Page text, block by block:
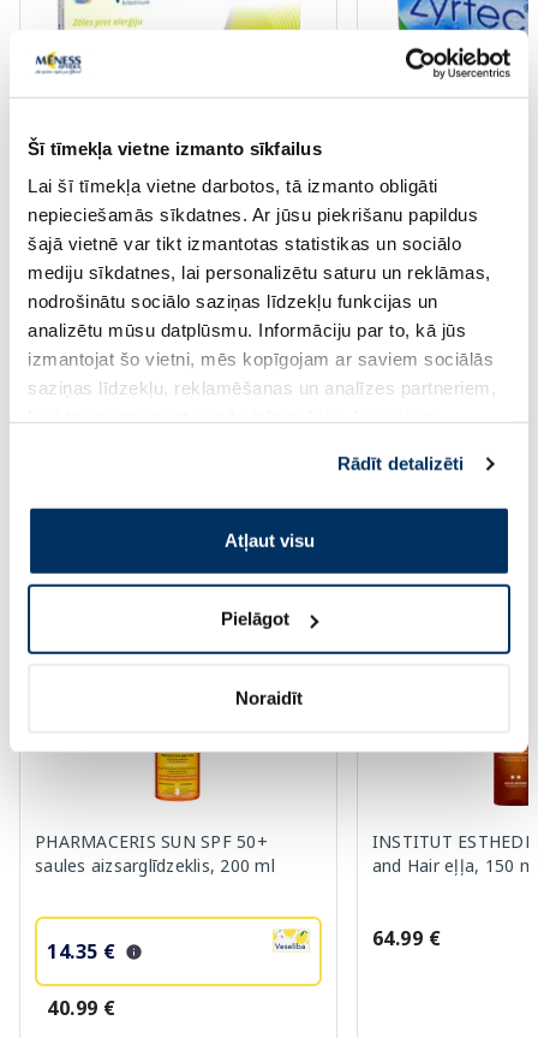
Šī tīmekļa vietne izmanto sīkfailus
Lai šī tīmekļa vietne darbotos, tā izmanto obligāti
nepieciešamās sīkdatnes. Ar jūsu piekrišanu papildus
šajā vietnē var tikt izmantotas statistikas un sociālo
mediju sīkdatnes, lai personalizētu saturu un reklāmas,
nodrošinātu sociālo saziņas līdzekļu funkcijas un
analizētu mūsu datplūsmu. Informāciju par to, kā jūs
izmantojat šo vietni, mēs kopīgojam ar saviem sociālās
saziņas līdzekļu, reklamēšanas un analīzes partneriem,
pakalpojumus. Ja piekrītat šo papildu sīkdatņu
izmantošanai, lūdzu, atzīmējiet savu izvēli:
Rādīt detalizēti
Atļaut visu
Pielāgot
Noraidīt
Bezrecepšu medikaments
OPEXA 20 mg tabletes, 10 gab.
Cena
5.19 €
Pirkt
ZYRTEC 10 mg
tabletes, 10 gab.
5.80 €
Saules aizsardzībai vasarā ☀️
Vairāk...
PHARMACERIS SUN SPF 50+
saules aizsarglīdzeklis, 200 ml
14.35 €
40.99 €
INSTITUT
and Hair eļļa, 150
64.99 €